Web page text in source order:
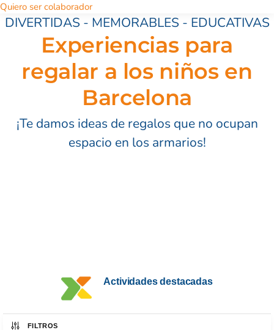
Quiero ser colaborador
DIVERTIDAS - MEMORABLES - EDUCATIVAS
Experiencias para
regalar a los niños en
Barcelona
¡Te damos ideas de regalos que no ocupan
espacio en los armarios!
Actividades destacadas
FILTROS